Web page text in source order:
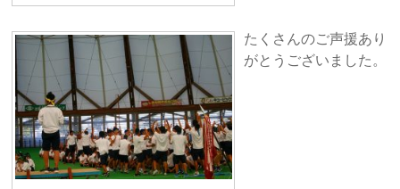
たくさんのご声援あり
がとうございました。